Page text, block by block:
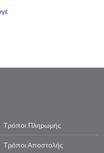
Τρόποι Πληρωμής
Τρόποι Αποστολής